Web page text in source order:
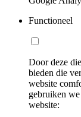
Functioneel
Door deze
bieden die
website
gebruiken
website: